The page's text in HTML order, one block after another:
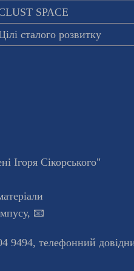
SPACE
сталого розвитку
Ігоря Сікорського"
, 📧
9494, телефонний